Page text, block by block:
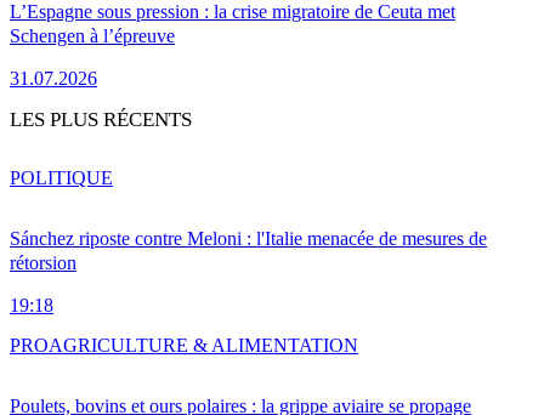
L’Espagne sous pression : la crise migratoire de Ceuta met
Schengen à l’épreuve
31.07.2026
LES PLUS RÉCENTS
Sánchez riposte contre Meloni : l'Italie menacée de mesures de
rétorsion
19:18
POLITIQUE
Poulets, bovins et ours polaires : la grippe aviaire se propage
PROAGRICULTURE & ALIMENTATION